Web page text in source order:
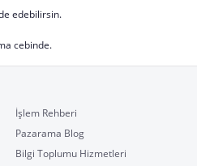
edebilirsin.
cebinde.
İşlem Rehberi
Pazarama Blog
Bilgi Toplumu Hizmetleri